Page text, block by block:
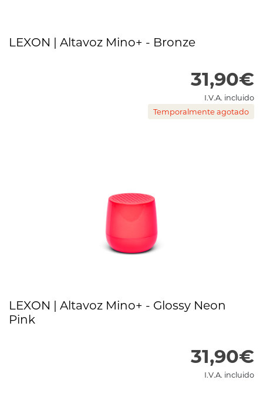
LEXON | Altavoz Mino+ - Bronze
31,90€
I.V.A. incluido
Temporalmente agotado
Temporalmente agotado
LEXON | Altavoz Mino+ - Glossy Neon
Pink
31,90€
I.V.A. incluido